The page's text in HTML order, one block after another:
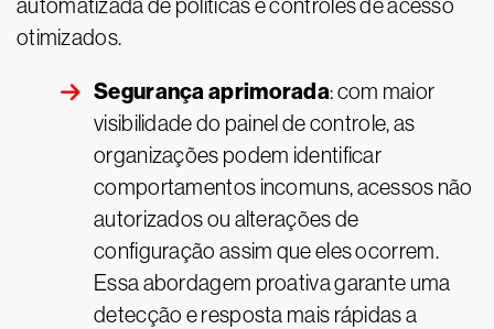
automatizada de políticas e controles de acesso
otimizados.
Segurança aprimorada: com maior
visibilidade do painel de controle, as
organizações podem identificar
comportamentos incomuns, acessos não
autorizados ou alterações de
configuração assim que eles ocorrem.
Essa abordagem proativa garante uma
detecção e resposta mais rápidas a